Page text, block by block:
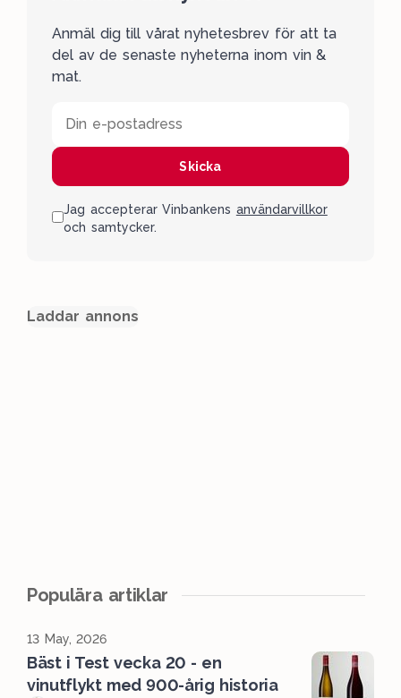
Anmäl dig till vårat nyhetesbrev för att ta
del av de senaste nyheterna inom vin &
mat.
Din e-postadress
Skicka
Jag accepterar Vinbankens användarvillkor
och samtycker.
Laddar annons
Populära artiklar
13 May, 2026
Bäst i Test vecka 20 - en
vinutflykt med 900-årig historia